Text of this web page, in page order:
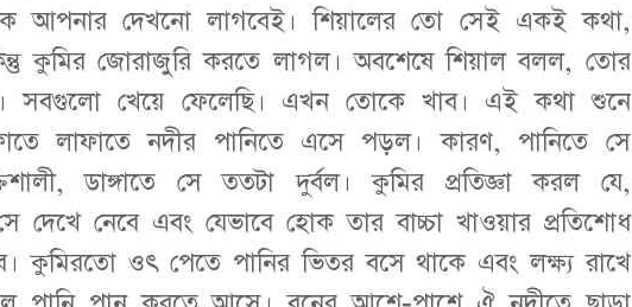
আপনার দেখনো লাগবেই। শিয়ালের তো সেই একই কথা,
কুমির জোরাজুরি করতে লাগল। অবশেষে শিয়াল বলল, তোর
সবগুলো খেয়ে ফেলেছি। এখন তোকে খাব। এই কথা শুনে
লাফাতে নদীর পানিতে এসে পড়ল। কারণ, পানিতে সে
ডাঙ্গাতে সে ততটা দুর্বল। কুমির প্রতিজ্ঞা করল যে,
দেখে নেবে এবং যেভাবে হোক তার বাচ্চা খাওয়ার প্রতিশোধ
কুমিরতো ওৎ পেতে পানির ভিতর বসে থাকে এবং লক্ষ্য রাখে